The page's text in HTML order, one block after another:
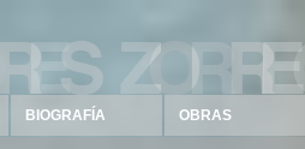
BIOGRAFÍA OBRAS